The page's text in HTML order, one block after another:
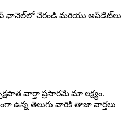
ఛానెల్‌లో చేరండి మరియు అప్‌డేట్‌లు
వార్తా ప్రసారమే మా లక్ష్యం.
ఉన్న తెలుగు వారికి తాజా వార్తలు